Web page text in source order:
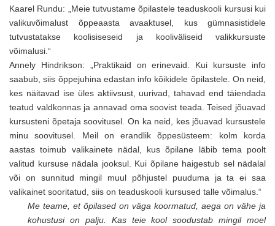
Kaarel Rundu: „Meie tutvustame õpilastele teaduskooli kursusi kui
valikuvõimalust õppeaasta avaaktusel, kus gümnasistidele
tutvustatakse koolisiseseid ja kooliväliseid valikkursuste
võimalusi.“
Annely Hindrikson: „Praktikaid on erinevaid. Kui kursuste info
saabub, siis õppejuhina edastan info kõikidele õpilastele. On neid,
kes näitavad ise üles aktiivsust, uurivad, tahavad end täiendada
teatud valdkonnas ja annavad oma soovist teada. Teised jõuavad
kursusteni õpetaja soovitusel. On ka neid, kes jõuavad kursustele
minu soovitusel. Meil on erandlik õppesüsteem: kolm korda
aastas toimub valikainete nädal, kus õpilane läbib tema poolt
valitud kursuse nädala jooksul. Kui õpilane haigestub sel nädalal
või on sunnitud mingil muul põhjustel puuduma ja ta ei saa
valikainet sooritatud, siis on teaduskooli kursused talle võimalus.“
Me teame, et õpilased on väga koormatud, aega on vähe ja
kohustusi on palju. Kas teie kool soodustab mingil moel